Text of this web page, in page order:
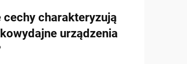
cechy charakteryzują
urządzenia